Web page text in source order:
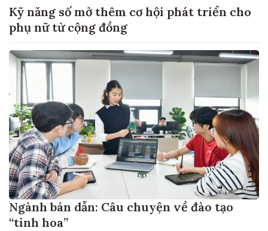
Kỹ năng số mở thêm cơ hội phát triển cho
phụ nữ từ cộng đồng
Ngành bán dẫn: Câu chuyện về đào tạo
“tinh hoa”